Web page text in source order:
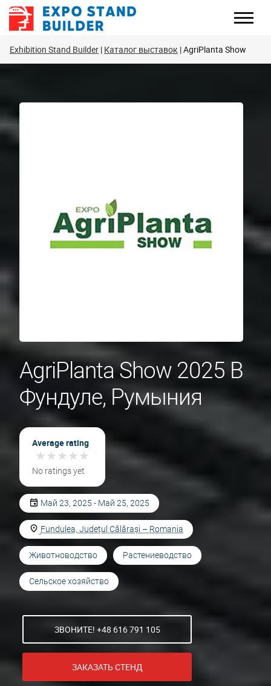
Перейти
Exhibition Stand Builder Каталог выставок AgriPlanta Show
AgriPlanta Show 2025 В
Фундуле, Румыния
Average rating
★★★★★
★★★★★
No ratings yet
Май 23, 2025 - Май 25, 2025
Fundulea, Județul Călărași – Romania
Животноводство Растениеводство
Сельское хозяйство
ЗВОНИТЕ! +48 616 791 105
ЗАКАЗАТЬ СТЕНД